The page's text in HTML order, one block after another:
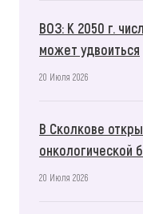
ВОЗ: К 2050 г.
может удвоиться
20 Июля 2026
В Сколкове
онкологической
20 Июля 2026